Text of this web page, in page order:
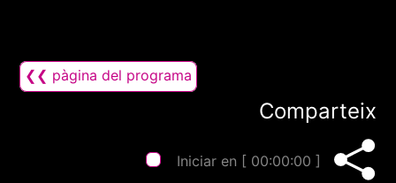
❮❮ pàgina del programa
Comparteix
Iniciar en [ 00:00:00 ]